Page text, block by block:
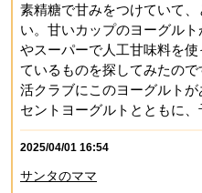
素精糖で甘みをつけていて
い。甘いカップのヨーグル
やスーパーで人工甘味料を
ているものを探してみたの
活クラブにこのヨーグルト
セントヨーグルトとともに、
2025/04/01 16:54
サンタのママ